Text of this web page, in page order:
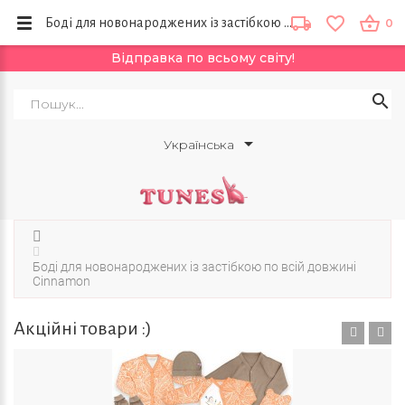
Відправка по всьому світу!
Українська
0
Боді для новонароджених із застібкою по всій довжині
Cinnamon
Акційні товари :)
Боді для новонароджених із застібкою по всій довжині Cinnamon купить в интернет магазине Tunes в Украине